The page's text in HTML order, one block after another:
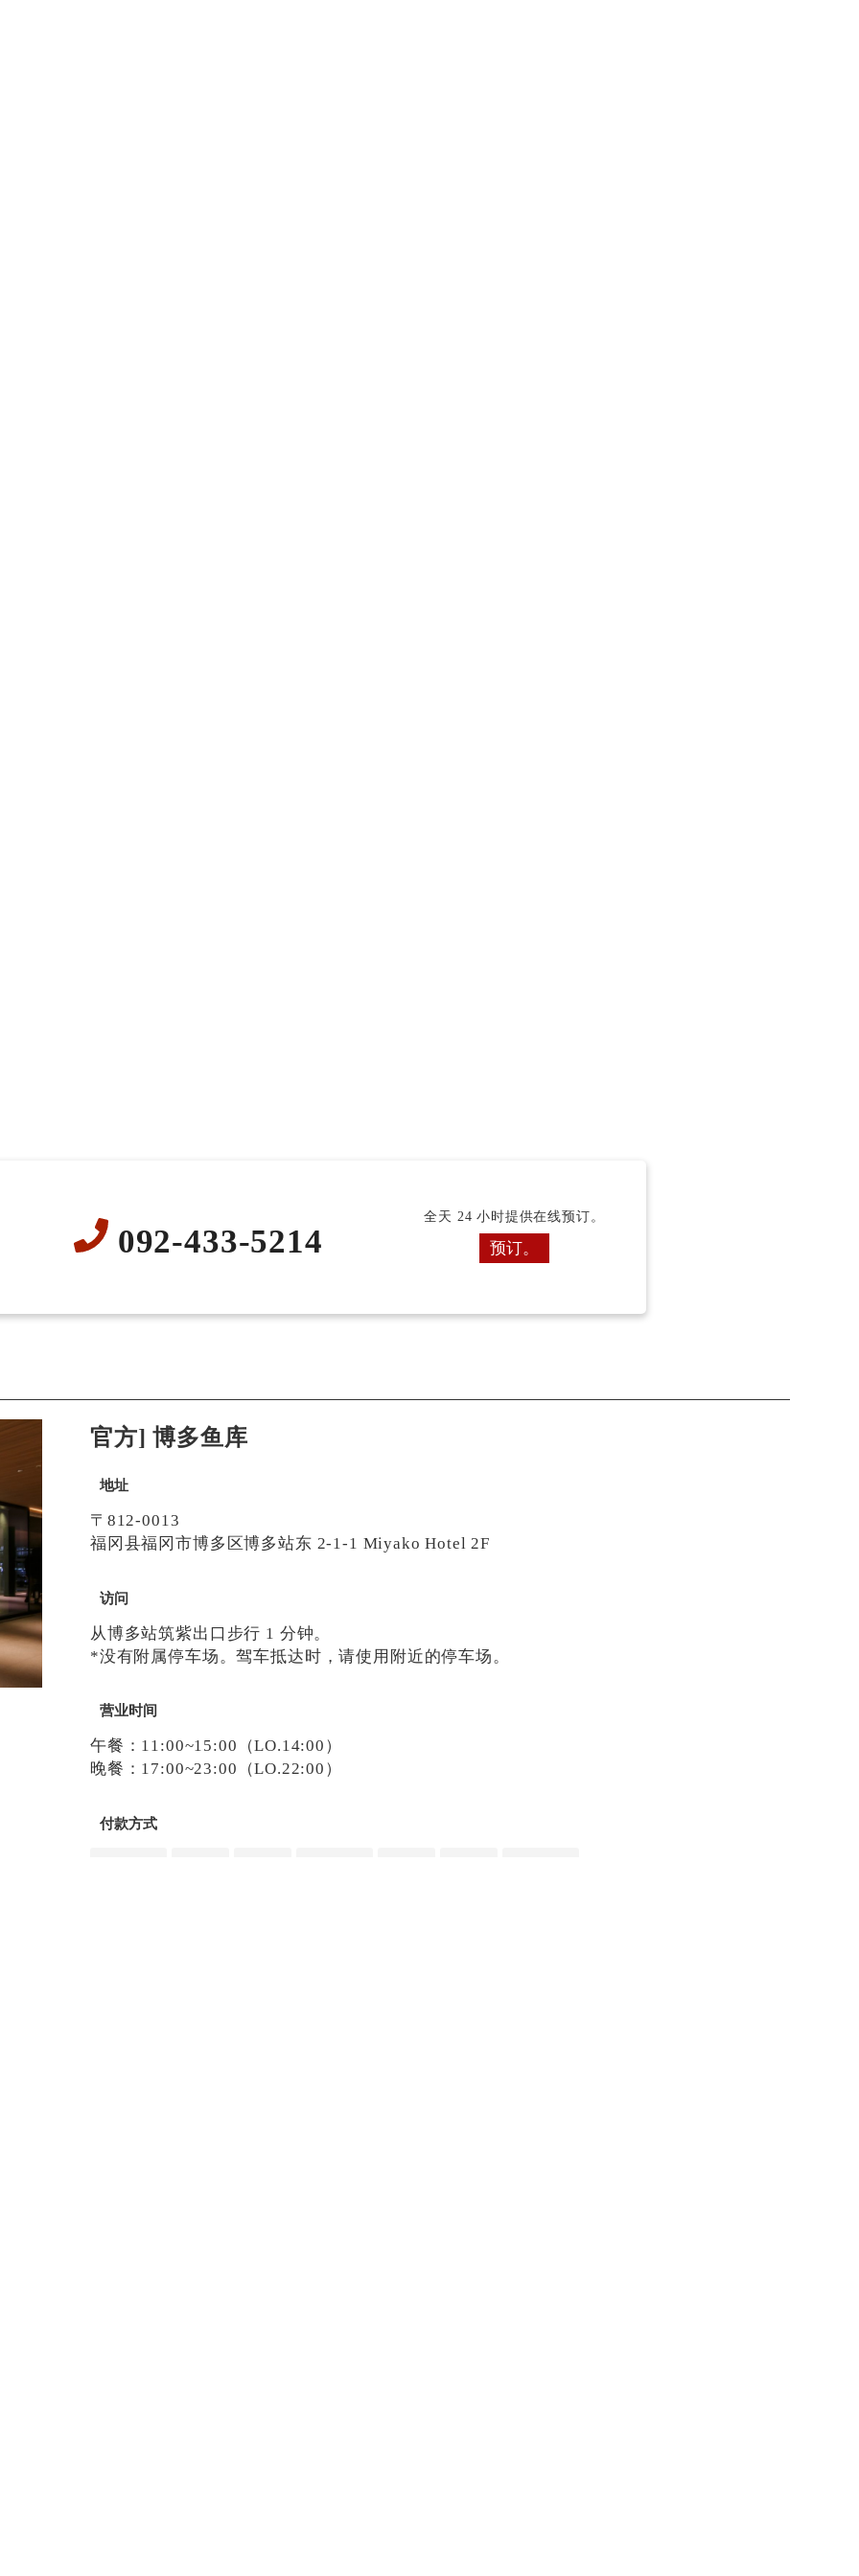
092-433-5214
全天 24 小时提供在线预订。
预订。
官方] 博多鱼库
地址
〒812-0013
福冈县福冈市博多区博多站东 2-1-1 Miyako Hotel 2F
访问
从博多站筑紫出口步行 1 分钟。
*没有附属停车场。驾车抵达时，请使用附近的停车场。
营业时间
午餐：11:00~15:00（LO.14:00）
晚餐：17:00~23:00（LO.22:00）
付款方式